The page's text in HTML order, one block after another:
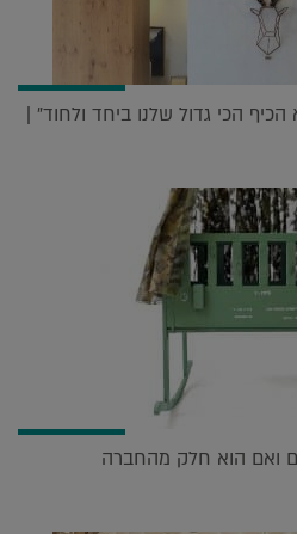
הכיף הכי גדול שלנו ביחד ולחוד" |
ואם הוא חלק מהחברה